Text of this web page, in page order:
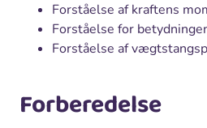
Forståelse af kraftens
Forståelse for
Forståelse af
Forberedelse